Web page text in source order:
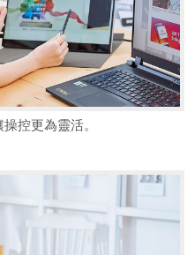
控更為靈活。